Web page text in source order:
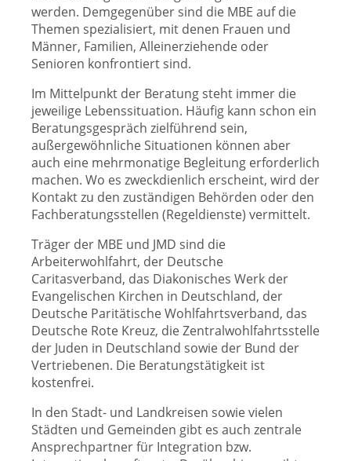
werden. Demgegenüber sind die MBE auf die
Themen spezialisiert, mit denen Frauen und
Männer, Familien, Alleinerziehende oder
Senioren konfrontiert sind.
Im Mittelpunkt der Beratung steht immer die
jeweilige Lebenssituation. Häufig kann schon ein
Beratungsgespräch zielführend sein,
außergewöhnliche Situationen können aber
auch eine mehrmonatige Begleitung erforderlich
machen. Wo es zweckdienlich erscheint, wird der
Kontakt zu den zuständigen Behörden oder den
Fachberatungsstellen (Regeldienste) vermittelt.
Träger der MBE und JMD sind die
Arbeiterwohlfahrt, der Deutsche
Caritasverband, das Diakonisches Werk der
Evangelischen Kirchen in Deutschland, der
Deutsche Paritätische Wohlfahrtsverband, das
Deutsche Rote Kreuz, die Zentralwohlfahrtsstelle
der Juden in Deutschland sowie der Bund der
Vertriebenen. Die Beratungstätigkeit ist
kostenfrei.
In den Stadt- und Landkreisen sowie vielen
Städten und Gemeinden gibt es auch zentrale
Ansprechpartner für Integration bzw.